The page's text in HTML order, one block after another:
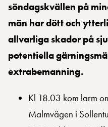
söndagskvällen på
män har dött och
allvarliga skador på
potentiella
extrabemanning.
Kl 18.03 kom larm
Malmvägen i